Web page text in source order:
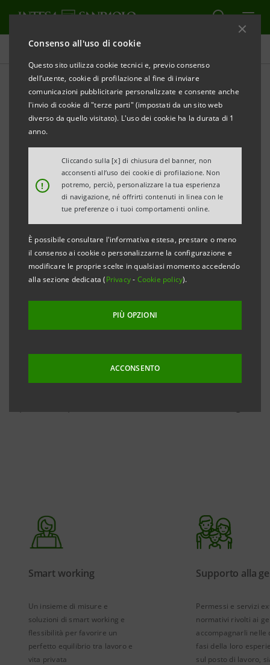
Consenso all'uso di cookie
Questo sito utilizza cookie tecnici e, previo consenso
dell’utente, cookie di profilazione al fine di inviare
comunicazioni pubblicitarie personalizzate e consente anche
l'invio di cookie di "terze parti" (impostati da un sito web
diverso da quello visitato). L'uso dei cookie ha la durata di 1
anno.
!
Cliccando sulla [x] di chiusura del banner, non
acconsenti all’uso dei cookie di profilazione. Non
potremo, perciò, personalizzare la tua esperienza
di navigazione, né offrirti contenuti in linea con le
tue preferenze o i tuoi comportamenti online.
È possibile consultare l'informativa estesa, prestare o meno
il consenso ai cookie o personalizzarne la configurazione e
modificare le proprie scelte in qualsiasi momento accedendo
alla sezione dedicata (Privacy- Cookie policy).
PIÙ OPZIONI
ACCONSENTO
Perché Intesa Sanpaolo
Il nostro sistema di welfare
aziendale
Intesa Sanpaolo offre unarticolato sistema di
welfare per garantire qualità della vita e benessere
lavorativo e personale.
Un sistema innovativo, sviluppato anche in
collaborazione con le organizzazioni sindacali, che
include previdenza complementare, assistenza
sanitaria integrativa, permessi e congedi per
conciliare vita e lavoro, agevolazioni economiche e
progetti dedicati a specifiche esigenze. Attraverso un
dialogo continuo con le persone del Gruppo, ci
Smart working
Un insieme di misure e
soluzioni di smart working e
flessibilità per favorire un
perfetto equilibrio tra lavoro e
vita privata
Supporto alla
Permessi e servizi
normativi rivolti ai
accompagnarli nelle
fasi della loro
sul posto di lavoro,